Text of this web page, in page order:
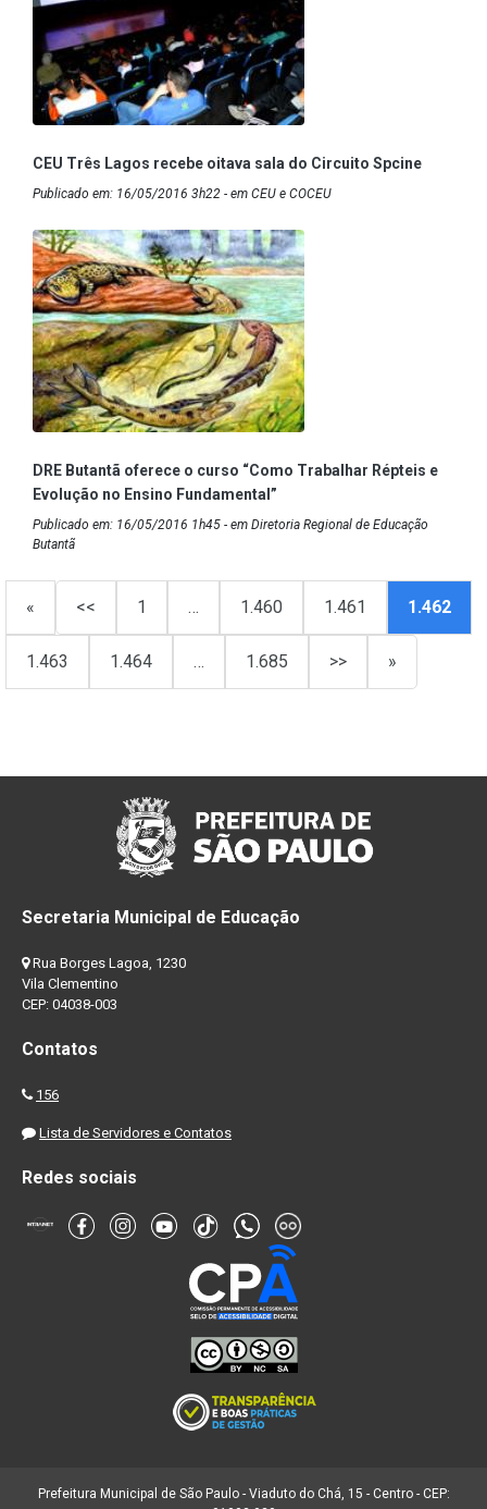
CEU Três Lagos recebe oitava sala do Circuito Spcine
Publicado em: 16/05/2016 3h22 - em CEU e COCEU
DRE Butantã oferece o curso “Como Trabalhar Répteis e
Evolução no Ensino Fundamental”
Publicado em: 16/05/2016 1h45 - em Diretoria Regional de Educação
Butantã
« << 1 … 1.460 1.461 1.462
1.463 1.464 … 1.685 >> »
Secretaria Municipal de Educação
Rua Borges Lagoa, 1230
Vila Clementino
CEP: 04038-003
Contatos
156
Lista de Servidores e Contatos
Redes sociais
Prefeitura Municipal de São Paulo - Viaduto do Chá, 15 - Centro - CEP: